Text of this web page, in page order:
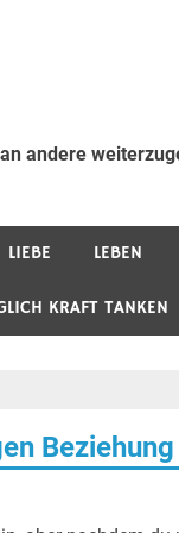
andere
LIEBE LEBEN
KRAFT TANKEN